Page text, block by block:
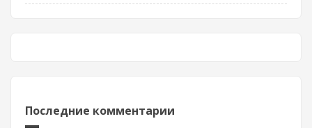
Последние комментарии